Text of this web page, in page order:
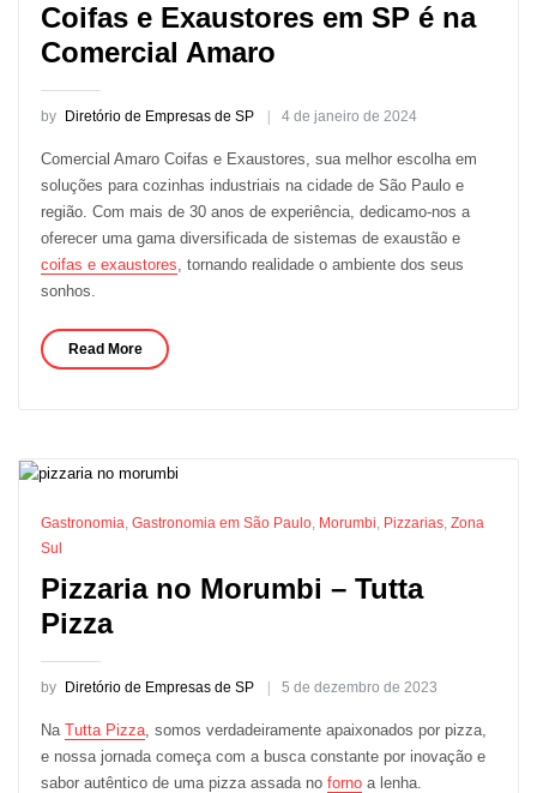
Coifas e Exaustores em SP é na
Comercial Amaro
by Diretório de Empresas de SP 4 de janeiro de 2024
Comercial Amaro Coifas e Exaustores, sua melhor escolha em
soluções para cozinhas industriais na cidade de São Paulo e
região. Com mais de 30 anos de experiência, dedicamo-nos a
oferecer uma gama diversificada de sistemas de exaustão e
coifas e exaustores , tornando realidade o ambiente dos seus
sonhos.
Read More
Gastronomia, Gastronomia em São Paulo, Morumbi, Pizzarias, Zona
Sul
Pizzaria no Morumbi – Tutta
Pizza
by Diretório de Empresas de SP 5 de dezembro de 2023
Na Tutta Pizza, somos verdadeiramente apaixonados por pizza,
e nossa jornada começa com a busca constante por inovação e
sabor autêntico de uma pizza assada no fornoa lenha.